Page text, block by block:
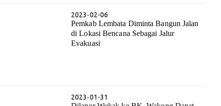
2023-02-06
Pemkab Lembata Diminta Bangun Jalan
di Lokasi Bencana Sebagai Jalur
Evakuasi
2023-01-31